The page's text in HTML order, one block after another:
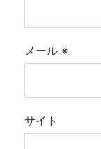
メール ※
サイト